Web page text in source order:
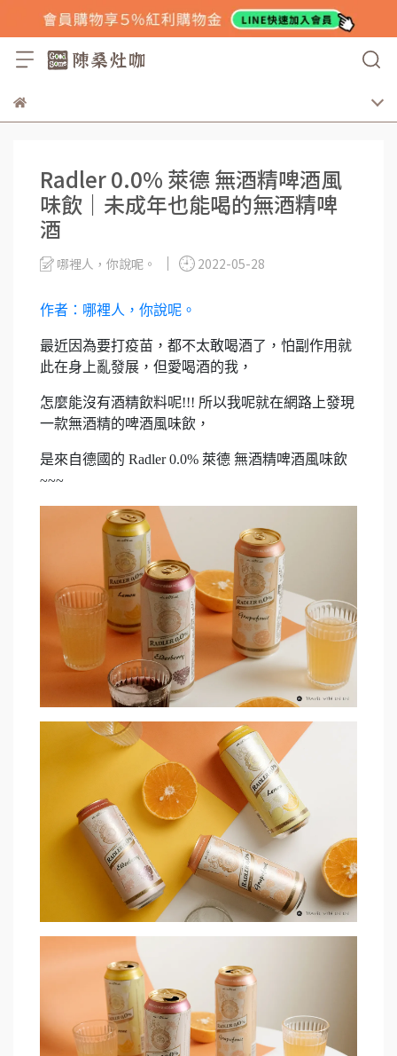
Radler 0.0% 萊德 無酒精啤酒風
味飲｜未成年也能喝的無酒精啤
酒
哪裡人，你說呢。 2022-05-28
作者：哪裡人，你說呢。
最近因為要打疫苗，都不太敢喝酒了，怕副作用就
此在身上亂發展，但愛喝酒的我，
怎麼能沒有酒精飲料呢!!! 所以我呢就在網路上發現
一款無酒精的啤酒風味飲，
是來自德國的 Radler 0.0% 萊德 無酒精啤酒風味飲
~~~